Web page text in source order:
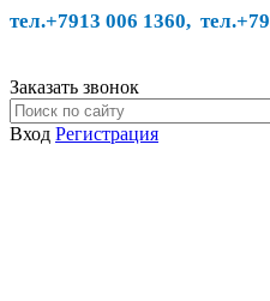
тел.+7913 006 1360, тел.
Заказать звонок
Вход Регистрация